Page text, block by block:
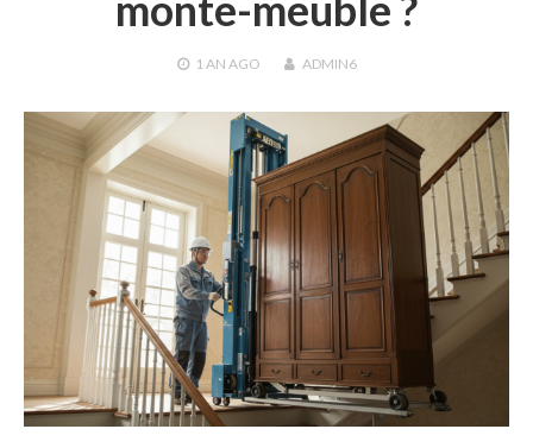
1 AN AGO ADMIN6